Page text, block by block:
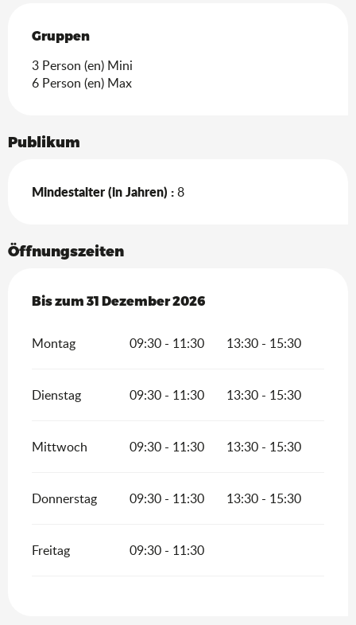
Gruppen
Gruppen
3 Person (en) Mini
6 Person (en) Max
Publikum
Mindestalter (in Jahren) :8
Öffnungszeiten
vom5 Januar 2026bis zum
Bis zum 31 Dezember 2026
Montag 09:30 - 11:30 13:30 - 15:30
Dienstag 09:30 - 11:30 13:30 - 15:30
Mittwoch 09:30 - 11:30 13:30 - 15:30
Donnerstag 09:30 - 11:30 13:30 - 15:30
Freitag 09:30 - 11:30